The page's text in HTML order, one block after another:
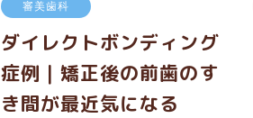
審美歯科
ダイレクトボンディング
症例｜矯正後の前歯のす
き間が最近気になる